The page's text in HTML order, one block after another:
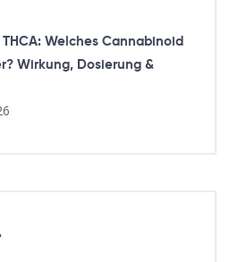
THCA: Welches Cannabinoid
Wirkung, Dosierung &